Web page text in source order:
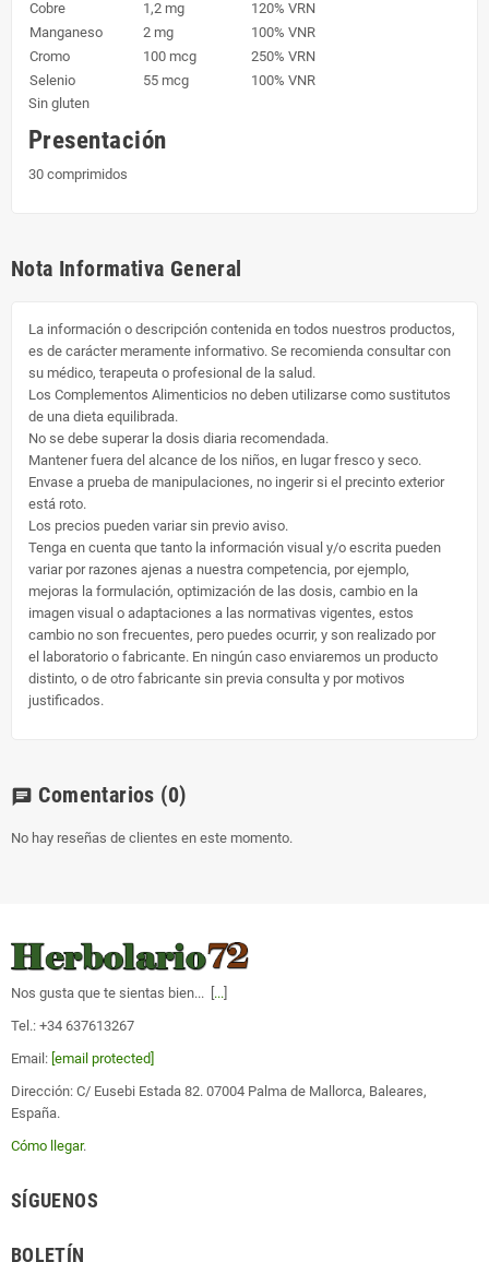
Cobre
1,2 mg
120% VRN
Manganeso
2 mg
100% VNR
Cromo
100 mcg
250% VRN
Selenio
55 mcg
100% VNR
Sin gluten
Presentación
30 comprimidos
Nota Informativa General
La información o descripción contenida en todos nuestros productos,
es de carácter meramente informativo. Se recomienda consultar con
su médico, terapeuta o profesional de la salud.
Los Complementos Alimenticios no deben utilizarse como sustitutos
de una dieta equilibrada.
No se debe superar la dosis diaria recomendada.
Mantener fuera del alcance de los niños, en lugar fresco y seco.
Envase a prueba de manipulaciones, no ingerir si el precinto exterior
está roto.
Los precios pueden variar sin previo aviso.
Tenga en cuenta que tanto la información visual y/o escrita pueden
variar por razones ajenas a nuestra competencia, por ejemplo,
mejoras la formulación, optimización de las dosis, cambio en la
imagen visual o adaptaciones a las normativas vigentes, estos
cambio no son frecuentes, pero puedes ocurrir, y son realizado por
el laboratorio o fabricante. En ningún caso enviaremos un producto
distinto, o de otro fabricante sin previa consulta y por motivos
justificados.
chat Comentarios (0)
No hay reseñas de clientes en este momento.
Nos gusta que te sientas bien... [ ...
Tel.: +34 637613267
Email: [email protected]
Dirección: C/ Eusebi Estada 82. 07004 Palma de Mallorca, Baleares,
España.
Cómo llegar.
SÍGUENOS
BOLETÍN